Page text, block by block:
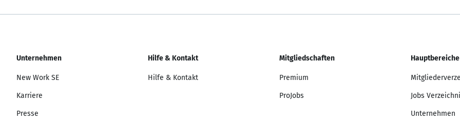
Unternehmen
New Work SE
Karriere
Presse
Hilfe & Kontakt
Hilfe & Kontakt
Mitgliedschaften
Premium
ProJobs
Hauptbereiche
Jobs
Unternehmen